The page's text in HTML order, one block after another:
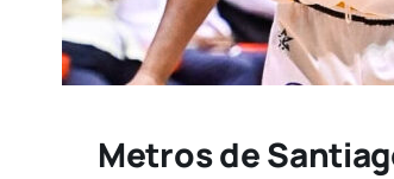
Metros de